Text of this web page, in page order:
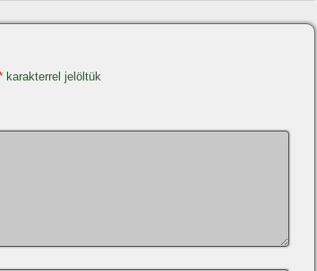
karakterrel jelöltük